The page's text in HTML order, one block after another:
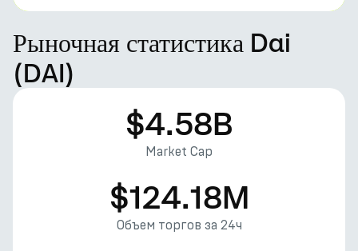
Рыночная статистика Dai
(DAI)
$4.58B
Market Cap
$124.18M
Объем торгов за 24ч